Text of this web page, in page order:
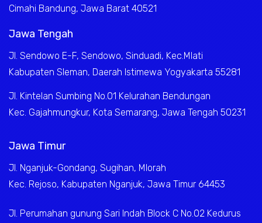
Cimahi Bandung, Jawa Barat 40521
Jawa Tengah
Jl. Sendowo E-F, Sendowo, Sinduadi, Kec.Mlati
Kabupaten Sleman, Daerah Istimewa Yogyakarta 55281
Jl. Kintelan Sumbing No.01 Kelurahan Bendungan
Kec. Gajahmungkur, Kota Semarang, Jawa Tengah 50231
Jawa Timur
Jl. Nganjuk-Gondang, Sugihan, Mlorah
Kec. Rejoso, Kabupaten Nganjuk, Jawa Timur 64453
Jl. Perumahan gunung Sari Indah Block C No.02 Kedurus